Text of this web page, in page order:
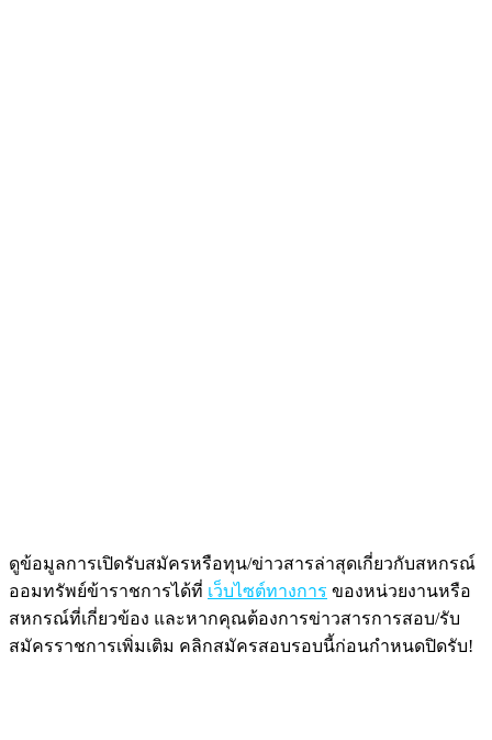
ดูข้อมูลการเปิดรับสมัครหรือทุน/ข่าวสารล่าสุดเกี่ยวกับสหกรณ์
ออมทรัพย์ข้าราชการได้ที่ เว็บไซต์ทางการ ของหน่วยงานหรือ
สหกรณ์ที่เกี่ยวข้อง และหากคุณต้องการข่าวสารการสอบ/รับ
สมัครราชการเพิ่มเติม คลิกสมัครสอบรอบนี้ก่อนกำหนดปิดรับ!